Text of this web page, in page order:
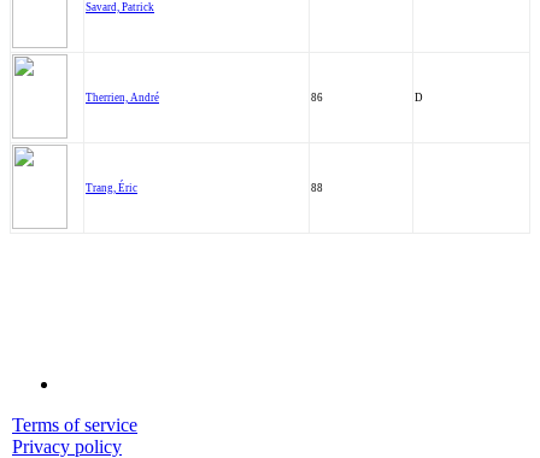
Savard, Patrick
Therrien, André 86 D
Trang, Éric 88
Terms of service
Privacy policy